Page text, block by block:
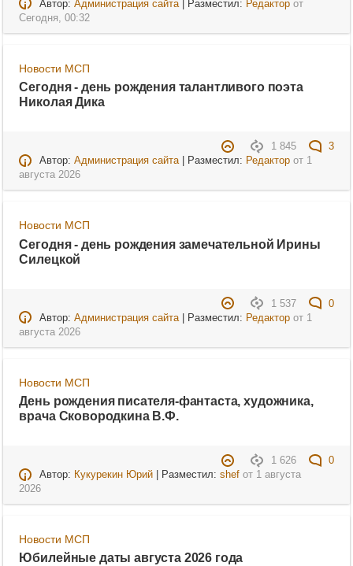
Автор: Администрация сайта| Разместил: Редакторот
Сегодня, 00:32
Новости МСП
Сегодня - день рождения талантливого поэта
Николая Дика
1 845
3
Автор: Администрация сайта| Разместил: Редакторот 1
августа 2026
Новости МСП
Сегодня - день рождения замечательной Ирины
Силецкой
1 537
0
Автор: Администрация сайта| Разместил: Редакторот 1
августа 2026
Новости МСП
День рождения писателя-фантаста, художника,
врача Сковородкина В.Ф.
1 626
0
Автор: Кукурекин Юрий| Разместил: shefот 1 августа
2026
Новости МСП
Юбилейные даты августа 2026 года